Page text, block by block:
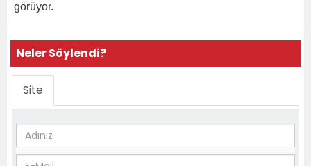
görüyor.
Neler Söylendi?
Site